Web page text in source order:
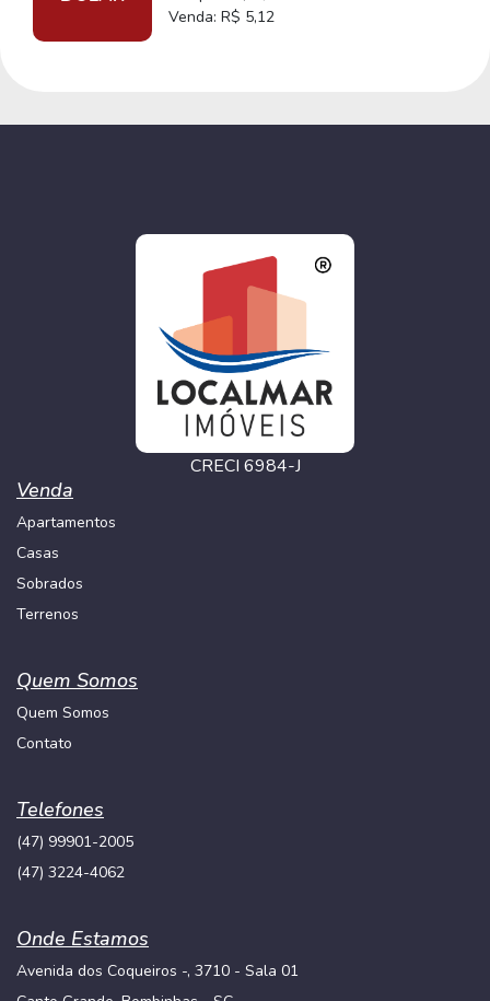
Venda: R$ 5,12
CRECI 6984-J
Venda
Apartamentos
Casas
Sobrados
Terrenos
Quem Somos
Quem Somos
Contato
Telefones
(47) 99901-2005
(47) 3224-4062
Onde Estamos
Avenida dos Coqueiros -, 3710 - Sala 01